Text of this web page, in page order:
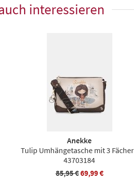
interessieren
Anekke
Tulip Umhängetasche mit 3
43703184
85,95 €69,99 €